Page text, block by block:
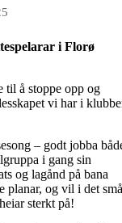
i Florø
til å stoppe opp og
vi har i
– godt jobba
i gang sin
og lagånd på bana
planar, og vil i det små
sterkt på!